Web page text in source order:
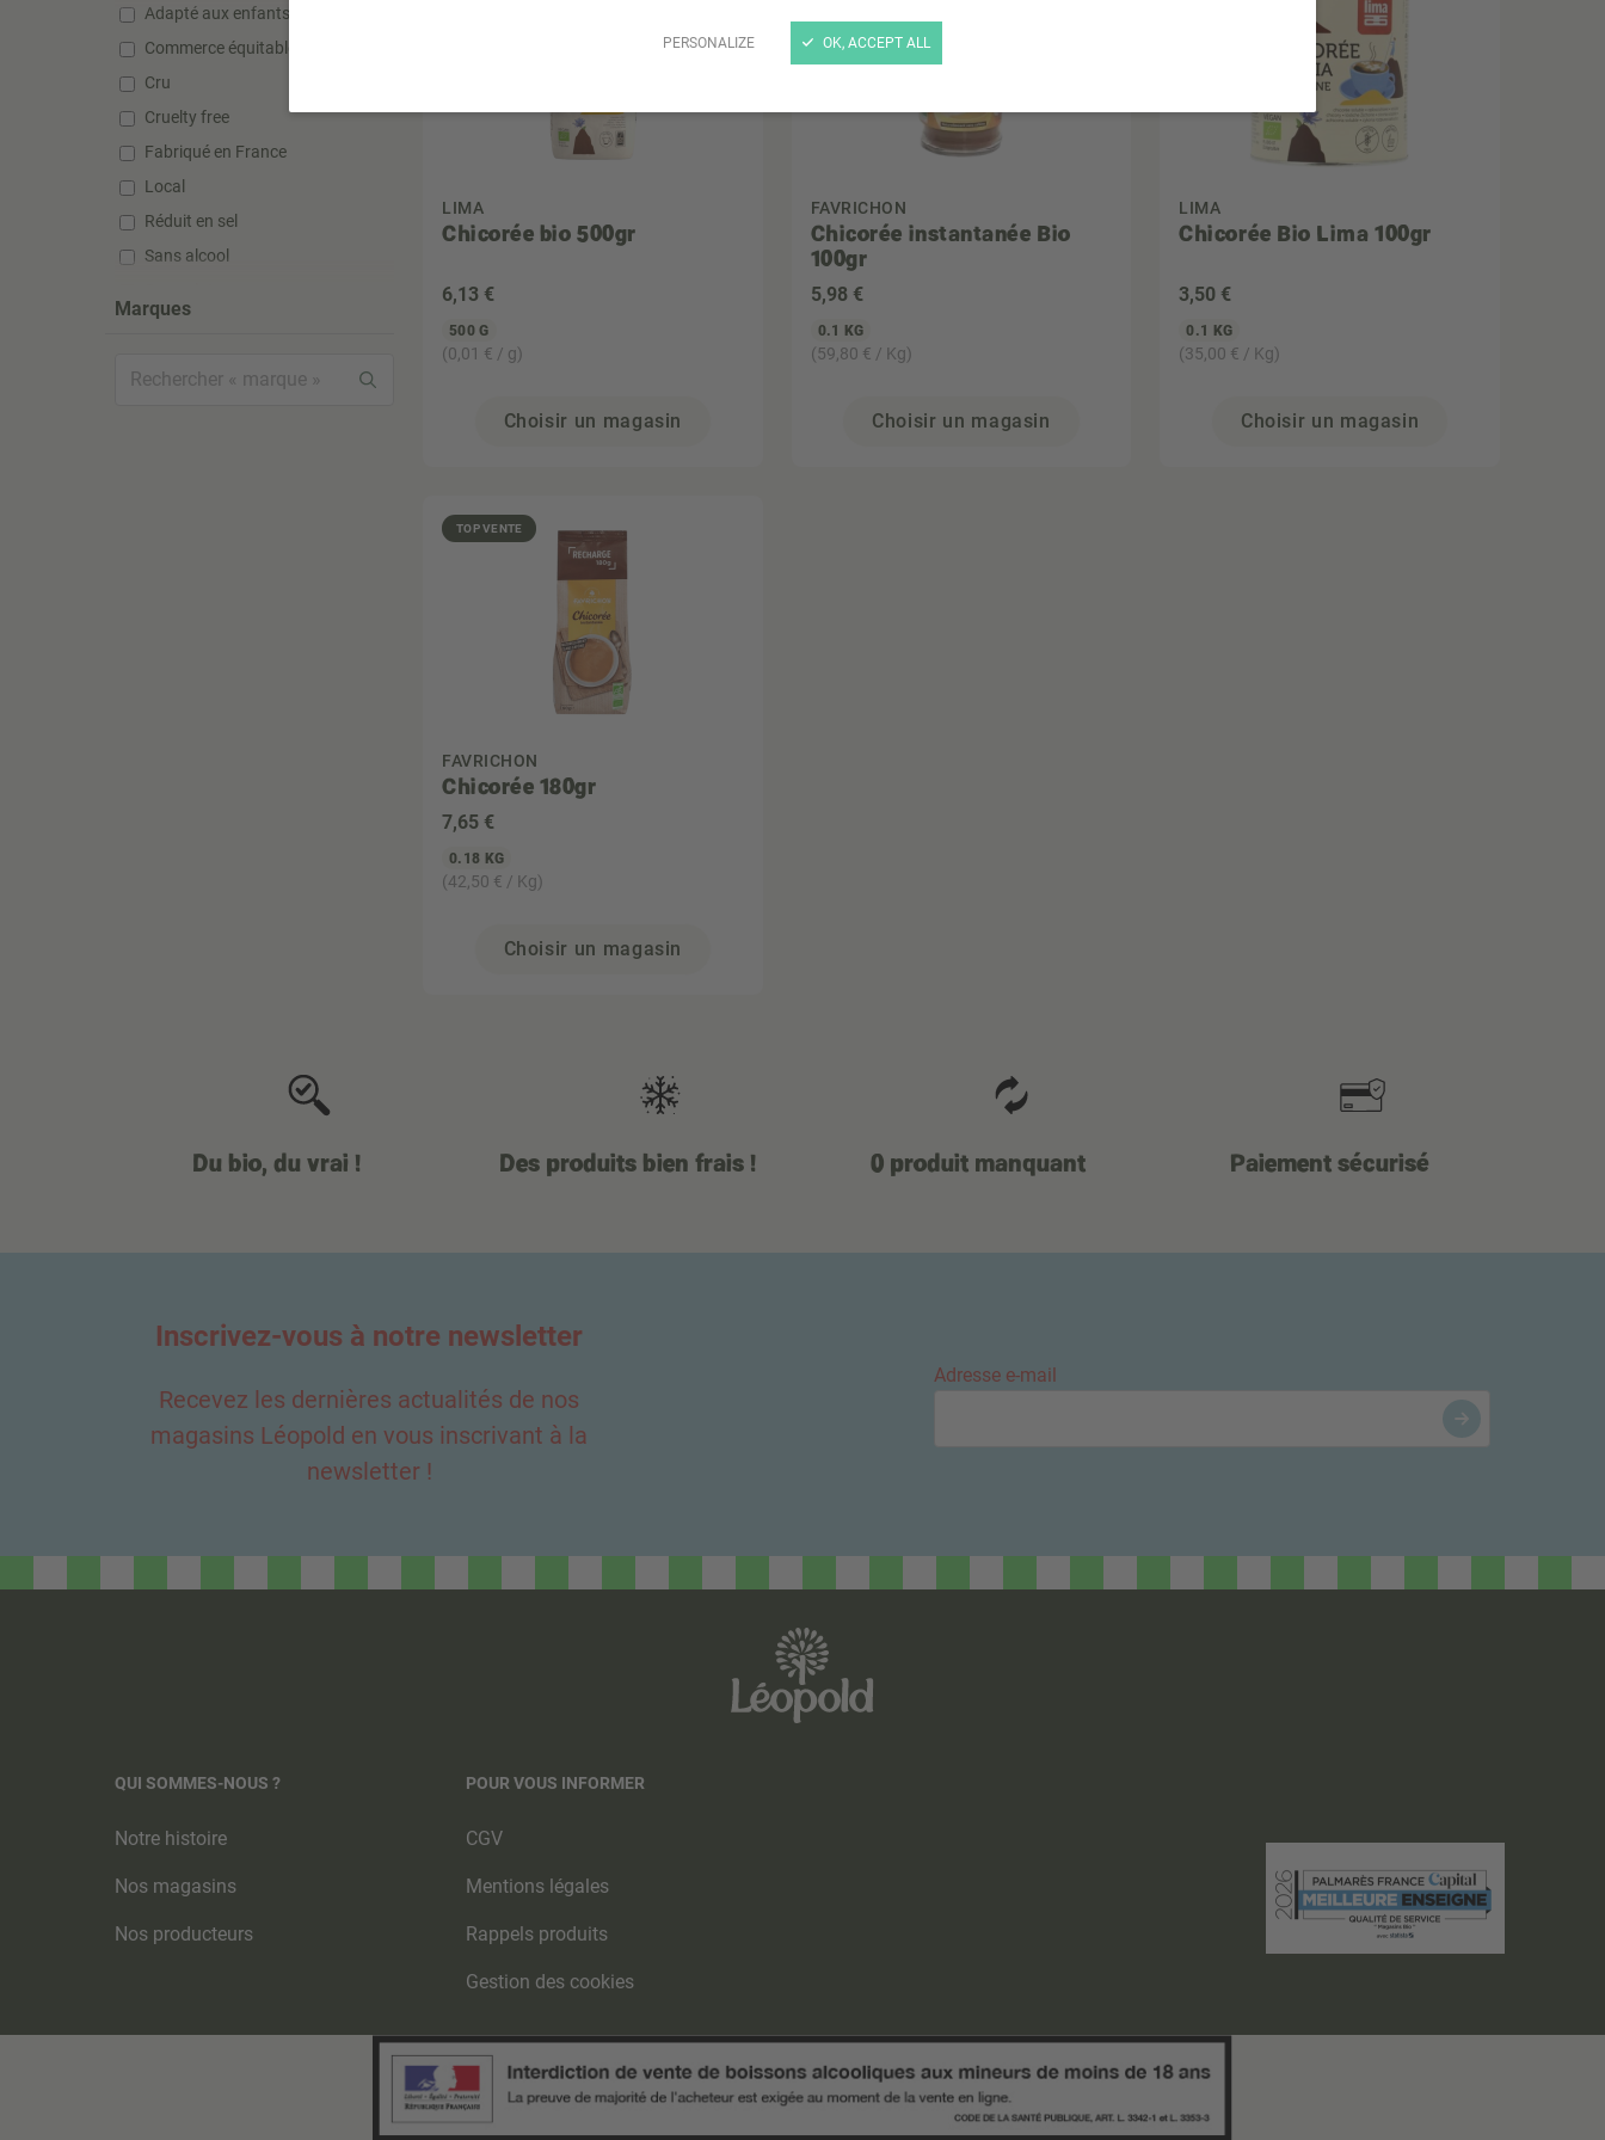
PERSONALIZE OK, ACCEPT ALL
Adapté aux enfants
Commerce équitable
Cru
Cruelty free
Fabriqué en France
Local
Réduit en sel
Sans alcool
Sans huile de palme
Marques
LIMA
Chicorée bio 500gr
6,13 €
500 G
(0,01 € / g)
Choisir un magasin
FAVRICHON
Chicorée instantanée Bio
100gr
5,98 €
0.1 KG
(59,80 € / Kg)
Choisir un magasin
LIMA
Chicorée Bio Lima 100gr
3,50 €
0.1 KG
(35,00 € / Kg)
Choisir un magasin
TOP VENTE
FAVRICHON
Chicorée 180gr
7,65 €
0.18 KG
(42,50 € / Kg)
Choisir un magasin
Du bio, du vrai ! Des produits bien frais ! 0 produit manquant Paiement sécurisé
Inscrivez-vous à notre newsletter
Recevez les dernières actualités de nos
magasins Léopold en vous inscrivant à la
newsletter !
Adresse e-mail
QUI SOMMES-NOUS ?
Notre histoire
Nos magasins
Nos producteurs
POUR VOUS INFORMER
CGV
Mentions légales
Rappels produits
Gestion des cookies